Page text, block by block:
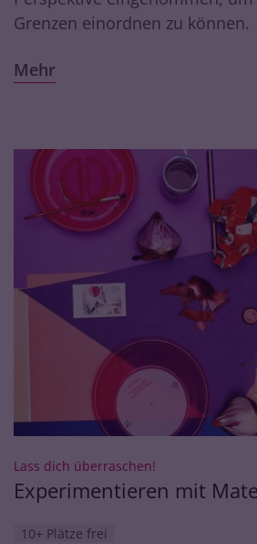
Grenzen einordnen zu können.
Mehr
Lass dich überraschen!
Experimentieren mit
10+ Plätze frei